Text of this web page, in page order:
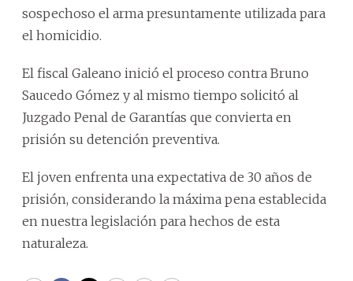
sospechoso el arma presuntamente utilizada para
el homicidio.
El fiscal Galeano inició el proceso contra Bruno
Saucedo Gómez y al mismo tiempo solicitó al
Juzgado Penal de Garantías que convierta en
prisión su detención preventiva.
El joven enfrenta una expectativa de 30 años de
prisión, considerando la máxima pena establecida
en nuestra legislación para hechos de esta
naturaleza.